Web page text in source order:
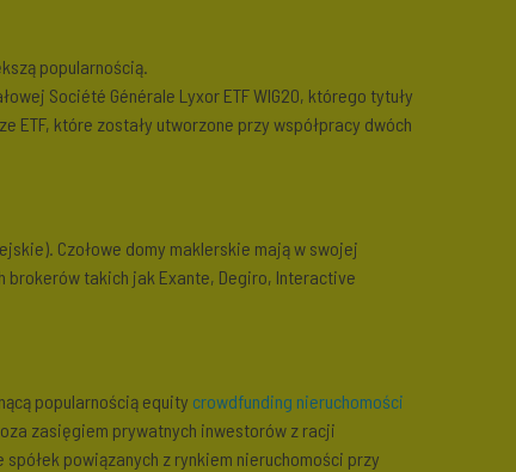
popularnością.
Société Générale Lyxor ETF WIG20, którego tytuły
które zostały utworzone przy współpracy dwóch
Czołowe domy maklerskie mają w swojej
brokerów takich jak Exante, Degiro, Interactive
popularnością equity crowdfunding nieruchomości
zasięgiem prywatnych inwestorów z racji
powiązanych z rynkiem nieruchomości przy